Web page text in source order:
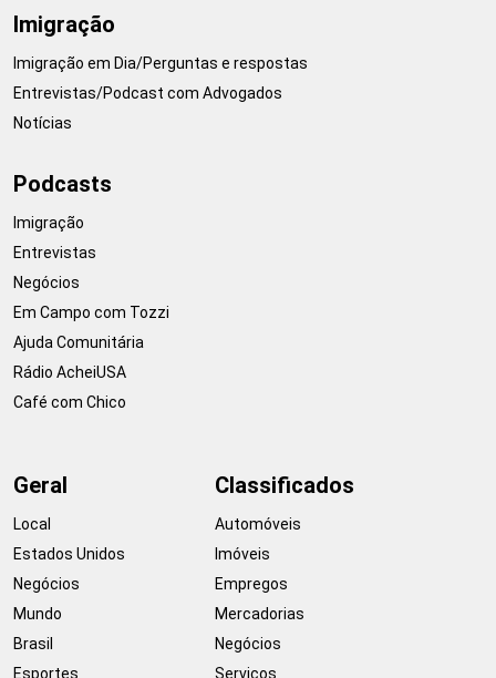
Imigração
Imigração em Dia/Perguntas e respostas
Entrevistas/Podcast com Advogados
Notícias
Podcasts
Imigração
Entrevistas
Negócios
Em Campo com Tozzi
Ajuda Comunitária
Rádio AcheiUSA
Café com Chico
Geral
Local
Estados Unidos
Negócios
Mundo
Brasil
Esportes
Classificados
Automóveis
Imóveis
Empregos
Mercadorias
Negócios
Serviços